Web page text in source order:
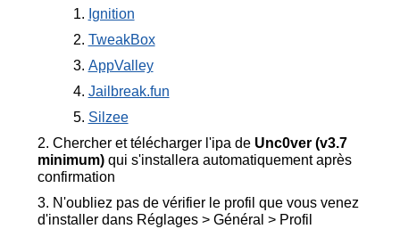
Ignition
TweakBox
AppValley
Jailbreak.fun
Silzee
Chercher et télécharger l'ipa de Unc0ver (v3.7
minimum)qui s'installera automatiquement après
confirmation
N'oubliez pas de vérifier le profil que vous venez
d'installer dans Réglages > Général > Profil